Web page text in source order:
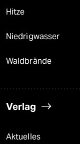
Hitze
Niedrigwasser
Waldbrände
Verlag
Aktuelles